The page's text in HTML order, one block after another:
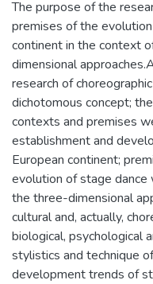
The purpose of the
premises of the
continent in the context
dimensional
research of
dichotomous concept;
contexts and premises
establishment and
European continent;
evolution of stage dance
the three-dimensional
cultural and, actually,
biological, psychological
stylistics and technique
development trends of